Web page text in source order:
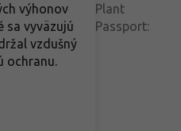
výhonov
sa vyväzujú
vzdušný
ochranu.
Plant
Passport: